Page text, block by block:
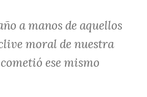
a manos de aquellos
moral de nuestra
ese mismo